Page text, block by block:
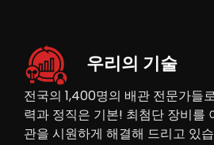
우리의 기술
전국의 1,400명의 배관 전문가들
력과 정직은 기본! 최첨단 장비를
관을 시원하게 해결해 드리고 있